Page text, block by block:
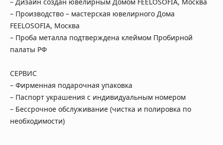
– Производство – мастерская ювелирного Дома
FEELOSOFIA, Москва
– Проба металла подтверждена клеймом Пробирной
палаты РФ
СЕРВИС
– Фирменная подарочная упаковка
– Паспорт украшения с индивидуальным номером
– Бессрочное обслуживание (чистка и полировка по
необходимости)